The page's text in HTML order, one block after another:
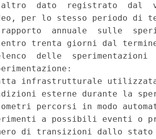
dato  registrato  dal
per lo stesso periodo di
annuale  sulle
entro trenta giorni dal
delle
infrastrutturale
esterne durante la
percorsi in modo
a possibili eventi o
di transizioni dallo